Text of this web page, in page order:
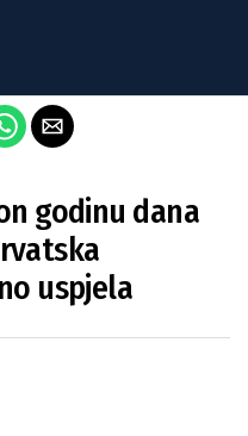
godinu dana
uspjela